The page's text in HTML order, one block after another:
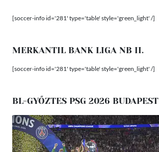
[soccer-info id='281' type='table' style='green_light' /]
MERKANTIL BANK LIGA NB II.
[soccer-info id='281' type='table' style='green_light' /]
BL-GYŐZTES PSG 2026 BUDAPEST